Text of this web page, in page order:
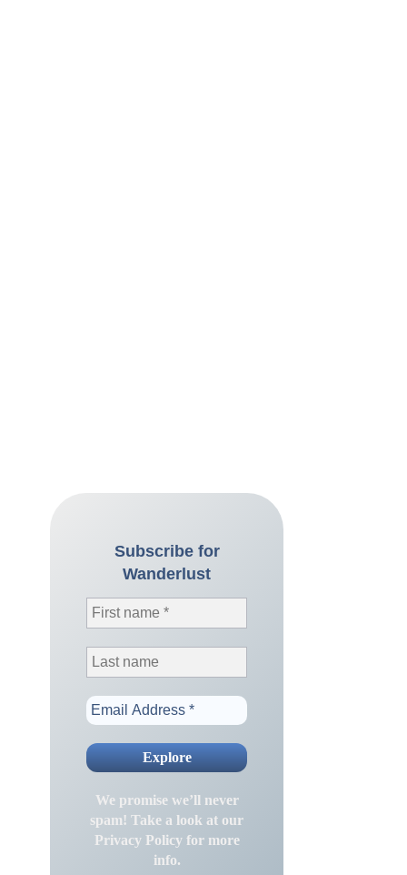
Subscribe for
Wanderlust
We promise we’ll never
spam! Take a look at our
Privacy Policyfor more
info.